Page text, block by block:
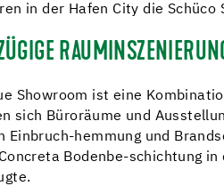
in der Hafen City die
Showroom ist eine
sich Büroräume und
Einbruch-hemmung und
Bodenbe-schichtung